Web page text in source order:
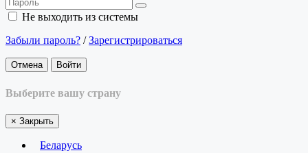
Не выходить из системы
Забыли пароль? /Зарегистрироваться
Отмена Войти
Выберите вашу страну
× Закрыть
Беларусь